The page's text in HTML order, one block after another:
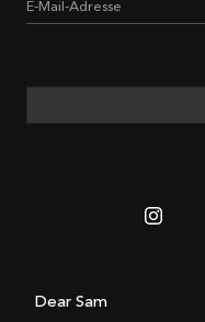
E-Mail-Adresse
Dear Sam